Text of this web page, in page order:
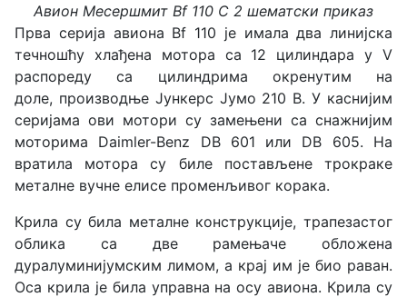
Авион Месершмит Bf 110 С 2 шематски приказ
Прва серија авиона Bf 110 је имала два линијска
течношћу хлађена мотора са 12 цилиндара у V
распореду са цилиндрима окренутим на
доле, производње Јункерс Јумо 210 B. У каснијим
серијама ови мотори су замењени са снажнијим
моторима Daimler-Benz DB 601 или DB 605. На
вратила мотора су биле постављене трокраке
металне вучне елисе променљивог корака.
Крила су била металне конструкције, трапезастог
облика са две рамењаче обложена
дуралуминијумским лимом, а крај им је био раван.
Оса крила је била управна на осу авиона. Крила су